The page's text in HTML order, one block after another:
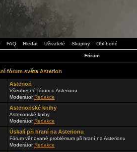
FAQ Hledat Uživatelé Skupiny Oblíbené
Fórum
fórum světa Asterion
Asterion
Všeobecné fórum o Asterionu
ModerátorRedakce
Asterionské knihy
Asterionské knihy
ModerátorRedakce
Úskalí při hraní na Asterionu
Fórum věnované problémum při hraní na Asterionu
ModerátorRedakce